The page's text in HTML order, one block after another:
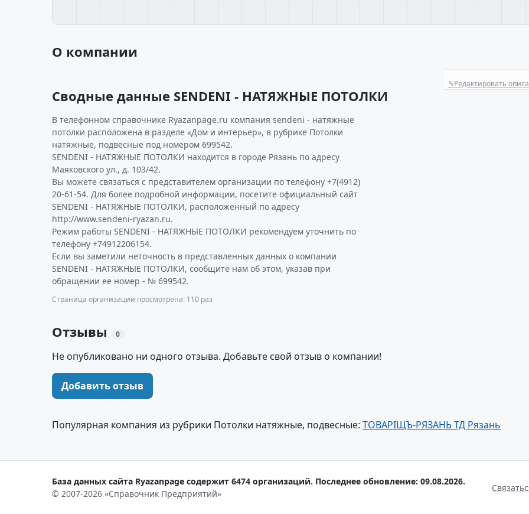
О компании
✎Редактировать
Сводные данные SENDENI - НАТЯЖНЫЕ ПОТОЛКИ
В телефонном справочнике Ryazanpage.ru компания sendeni - натяжные
потолки расположена в разделе «Дом и интерьер», в рубрике Потолки
натяжные, подвесные под номером 699542.
SENDENI - НАТЯЖНЫЕ ПОТОЛКИ находится в городе Рязань по адресу
Маяковского ул., д. 103/42.
Вы можете связаться с представителем организации по телефону +7(4912)
20-61-54. Для более подробной информации, посетите официальный сайт
SENDENI - НАТЯЖНЫЕ ПОТОЛКИ, расположенный по адресу
http://www.sendeni-ryazan.ru.
Режим работы SENDENI - НАТЯЖНЫЕ ПОТОЛКИ рекомендуем уточнить по
телефону +74912206154.
Если вы заметили неточность в представленных данных о компании
SENDENI - НАТЯЖНЫЕ ПОТОЛКИ, сообщите нам об этом, указав при
обращении ее номер - № 699542.
Страница организации просмотрена: 110 раз
Отзывы 0
Не опубликовано ни одного отзыва. Добавьте свой отзыв о компании!
Добавить отзыв
Популярная компания из рубрики Потолки натяжные, подвесные: ТОВАРIЩЪ-РЯЗАНЬ ТД Рязань
База данных сайта Ryazanpage содержит 6474 организаций. Последнее обновление: 09.08.2026.
© 2007-2026 «Справочник Предприятий»